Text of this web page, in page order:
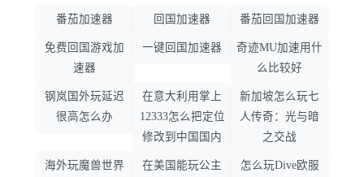
番茄加速器 回国加速器 番茄回国加速器
免费回国游戏加
速器
一键回国加速器
奇迹MU加速用什
么比较好
钢岚国外玩延迟
很高怎么办
在意大利用掌上
12333怎么把定位
修改到中国国内
新加坡怎么玩七
人传奇：光与暗
之交战
海外玩魔兽世界 在美国能玩公主 怎么玩Dive欧服